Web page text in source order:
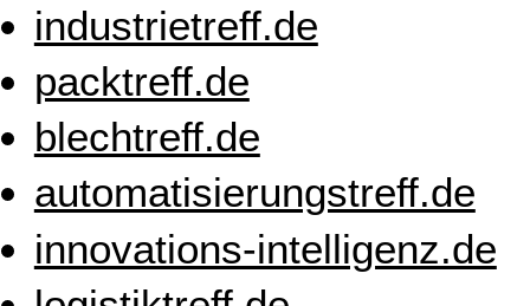
industrietreff.de
packtreff.de
blechtreff.de
automatisierungstreff.de
innovations-intelligenz.de